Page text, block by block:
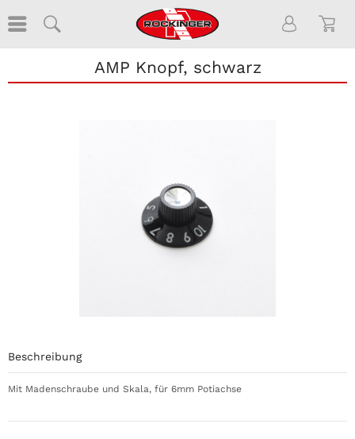
AMP Knopf, schwarz
Beschreibung
Mit Madenschraube und Skala, für 6mm Potiachse